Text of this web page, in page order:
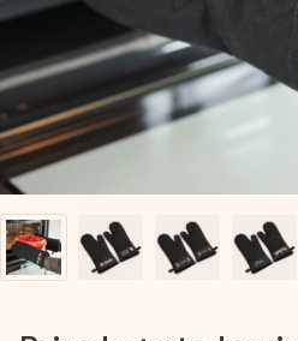
Créez quelque chose d’unique
son prénom, votre photo ou
Sans complications, juste tout